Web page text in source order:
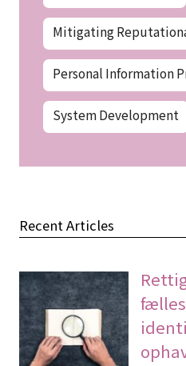
Mitigating
Personal Information
System Development
Recent Articles